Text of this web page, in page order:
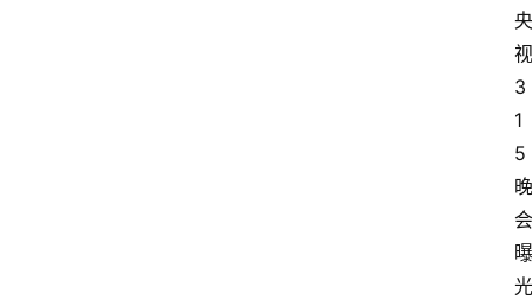
央
视
3
1
5
晚
会
曝
光